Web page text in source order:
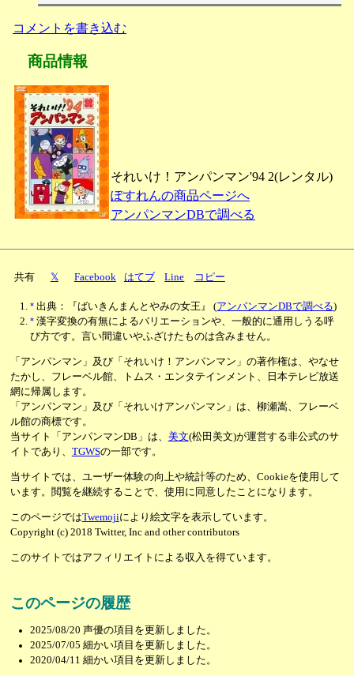
コメントを書き込む
商品情報
それいけ！アンパンマン'94 2(レンタル)
ぽすれんの商品ページへ
アンパンマンDBで調べる
共有 𝕏 Facebook はてブ Line コピー
* 出典：『ばいきんまんとやみの女王』(アンパンマンDBで調べる)
* 漢字変換の有無によるバリエーションや、一般的に通用しうる呼
び方です。言い間違いやふざけたものは含みません。
「アンパンマン」及び「それいけ！アンパンマン」の著作権は、やなせ
たかし、フレーベル館、トムス・エンタテインメント、日本テレビ放送
網に帰属します。
「アンパンマン」及び「それいけアンパンマン」は、柳瀬嵩、フレーベ
ル館の商標です。
当サイト「アンパンマンDB」は、 美文(松田美文)が運営する非公式のサ
イトであり、 TGWSの一部です。
当サイトでは、ユーザー体験の向上や統計等のため、Cookieを使用して
います。閲覧を継続することで、使用に同意したことになります。
このページではTwemojiにより絵文字を表示しています。
Copyright (c) 2018 Twitter, Inc and other contributors
このサイトではアフィリエイトによる収入を得ています。
このページの履歴
2025/08/20 声優の項目を更新しました。
2025/07/05 細かい項目を更新しました。
2020/04/11 細かい項目を更新しました。